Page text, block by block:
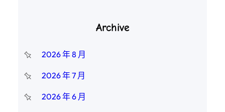
Archive
2026 年 8 月
2026 年 7 月
2026 年 6 月